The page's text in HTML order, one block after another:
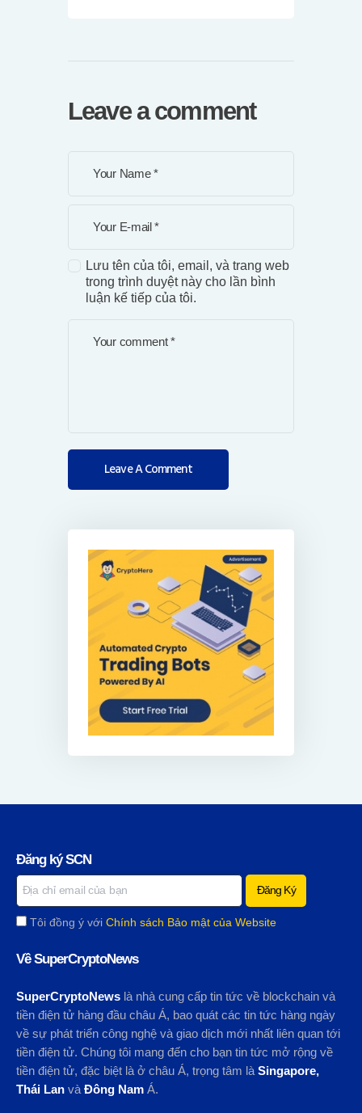
Leave a comment
Lưu tên của tôi, email, và trang web
trong trình duyệt này cho lần bình
luận kế tiếp của tôi.
Đăng ký SCN
Tôi đồng ý với Chính sách Bảo mật của Website
Về SuperCryptoNews
SuperCryptoNews là nhà cung cấp tin tức về blockchain và
tiền điện tử hàng đầu châu Á, bao quát các tin tức hàng ngày
về sự phát triển công nghệ và giao dịch mới nhất liên quan tới
tiền điện tử. Chúng tôi mang đến cho bạn tin tức mở rộng về
tiền điện tử, đặc biệt là ở châu Á, trọng tâm là Singapore,
Thái Lan và Đông Nam Á.